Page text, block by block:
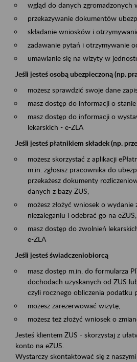
wgląd do danych zgromadzonych
przekazywanie dokumentów
składanie wniosków i
zadawanie pytań i otrzymywanie
umawianie się na wizyty w
Jeśli jesteś osobą ubezpieczoną (np.
możesz sprawdzić swoje dane
masz dostęp do informacji o
masz dostęp do informacji o
lekarskich - e-ZLA
Jeśli jesteś płatnikiem składek (np.
możesz skorzystać z aplikacji
m.in. zgłosisz pracownika do
przekażesz dokumenty
danych z bazy ZUS,
możesz złożyć wniosek o wydanie
niezaleganiu i odebrać go na eZUS,
masz dostęp do zwolnień
e-ZLA
Jeśli jesteś świadczeniobiorcą
masz dostęp m.in. do formularza
dochodach uzyskanych od ZUS
czyli rocznego obliczenia podatku
możesz zarezerwować wizytę,
możesz też złożyć wniosek o
Jesteś klientem ZUS - skorzystaj z
konto na eZUS.
Wystarczy skontaktować się z